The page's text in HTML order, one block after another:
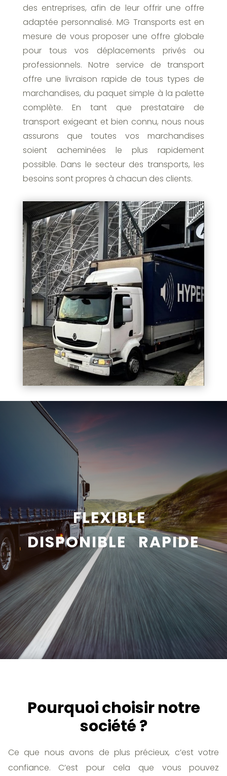
des entreprises, afin de leur offrir une offre
adaptée personnalisé. MG Transports est en
mesure de vous proposer une offre globale
pour tous vos déplacements privés ou
professionnels. Notre service de transport
offre une livraison rapide de tous types de
marchandises, du paquet simple à la palette
complète. En tant que prestataire de
transport exigeant et bien connu, nous nous
assurons que toutes vos marchandises
soient acheminées le plus rapidement
possible. Dans le secteur des transports, les
besoins sont propres à chacun des clients.
FLEXIBLE
DISPONIBLE RAPIDE
Pourquoi choisir notre
société ?
Ce que nous avons de plus précieux, c’est votre
confiance. C’est pour cela que vous pouvez